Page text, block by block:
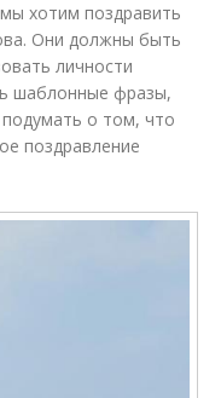
хотим поздравить
Они должны быть
личности
шаблонные фразы,
о том, что
поздравление